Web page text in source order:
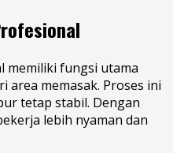
memiliki fungsi utama
area memasak. Proses ini
tetap stabil. Dengan
lebih nyaman dan